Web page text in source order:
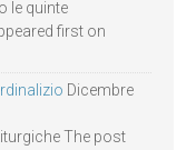
le quinte
first on
Dicembre
The post